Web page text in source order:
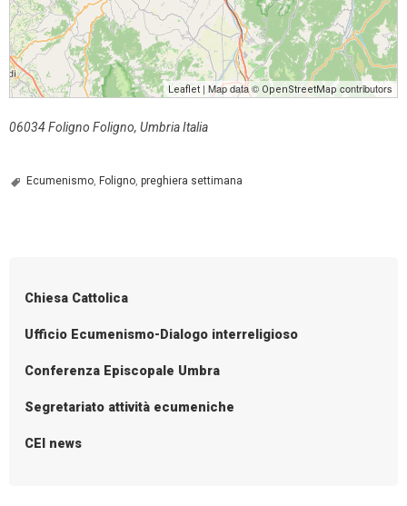
Leaflet | Map data © OpenStreetMap contributors
06034 Foligno Foligno, Umbria Italia
Ecumenismo, Foligno, preghiera settimana
Chiesa Cattolica
Ufficio Ecumenismo-Dialogo interreligioso
Conferenza Episcopale Umbra
Segretariato attività ecumeniche
CEI news